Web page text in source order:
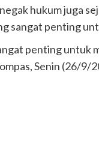
hukum juga
sangat penting
penting
Senin (26/9/